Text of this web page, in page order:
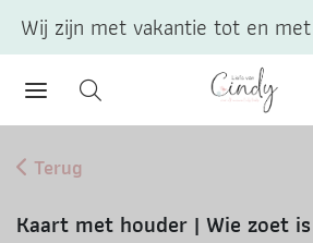
Terug
Kaart met houder | Wie zoet
Wij zijn met vakantie tot en